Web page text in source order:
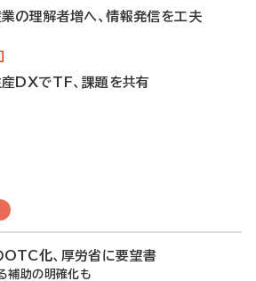
業の理解者増へ、情報発信を工夫
産DXでTF、課題を共有
OTC化、厚労省に要望書
補助の明確化も